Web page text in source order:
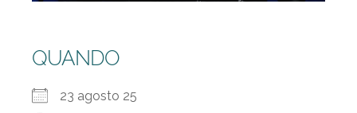
QUANDO
23 agosto 25